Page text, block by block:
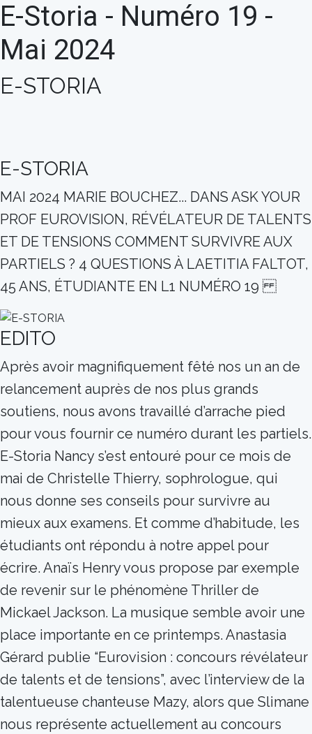
E-Storia - Numéro 19 -
Mai 2024
E-STORIA
E-STORIA
MAI 2024 MARIE BOUCHEZ... DANS ASK YOUR
PROF EUROVISION, RÉVÉLATEUR DE TALENTS
ET DE TENSIONS COMMENT SURVIVRE AUX
PARTIELS ? 4 QUESTIONS À LAETITIA FALTOT,
45 ANS, ÉTUDIANTE EN L1 NUMÉRO 19
EDITO
Après avoir magnifiquement fêté nos un an de
relancement auprès de nos plus grands
soutiens, nous avons travaillé d’arrache pied
pour vous fournir ce numéro durant les partiels.
E-Storia Nancy s’est entouré pour ce mois de
mai de Christelle Thierry, sophrologue, qui
nous donne ses conseils pour survivre au
mieux aux examens. Et comme d’habitude, les
étudiants ont répondu à notre appel pour
écrire. Anaïs Henry vous propose par exemple
de revenir sur le phénomène Thriller de
Mickael Jackson. La musique semble avoir une
place importante en ce printemps. Anastasia
Gérard publie “Eurovision : concours révélateur
de talents et de tensions”, avec l’interview de la
talentueuse chanteuse Mazy, alors que Slimane
nous représente actuellement au concours